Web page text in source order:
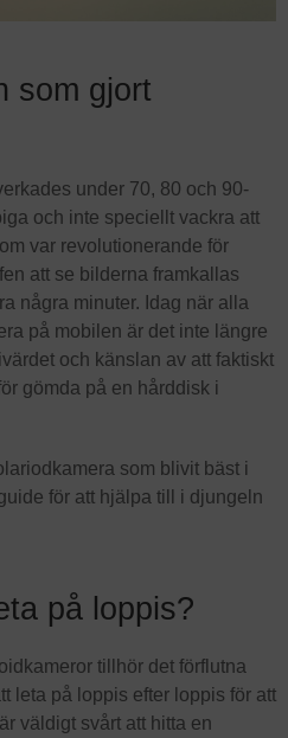
som gjort
under 70, 80 och 90-
och inte speciellt vackra att
var revolutionerande för
att se bilderna framkallas
några minuter. Idag när alla
på mobilen är det inte längre
och känslan av att faktiskt
gömda på en hårddisk i
som blivit bäst i
för att hjälpa till i djungeln
på loppis?
tillhör det förflutna
leta på loppis efter loppis för att
väldigt svårt att hitta en